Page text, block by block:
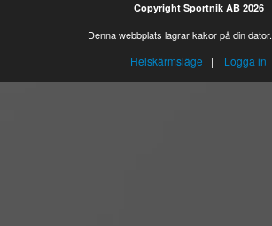
Copyright Sportnik AB 2026
Denna webbplats lagrar kakor på din dator.
Helskärmsläge | Logga in